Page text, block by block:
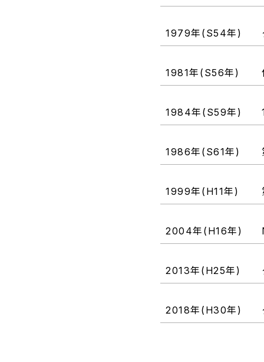
1979年 (S54年)
1981年 (S56年)
1984年 (S59年)
1986年 (S61年)
1999年 (H11年)
2004年 (H16年)
2013年 (H25年)
2018年 (H30年)